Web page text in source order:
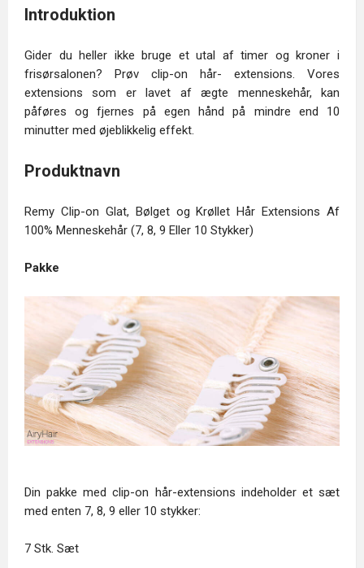
Introduktion
Gider du heller ikke bruge et utal af timer og kroner i
frisørsalonen? Prøv clip-on hår- extensions. Vores
extensions som er lavet af ægte menneskehår, kan
påføres og fjernes på egen hånd på mindre end 10
minutter med øjeblikkelig effekt.
Produktnavn
Remy Clip-on Glat, Bølget og Krøllet Hår Extensions Af
100% Menneskehår (7, 8, 9 Eller 10 Stykker)
Pakke
Din pakke med clip-on hår-extensions indeholder et sæt
med enten 7, 8, 9 eller 10 stykker:
7 Stk. Sæt